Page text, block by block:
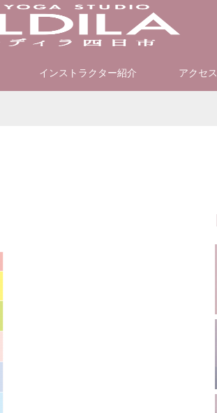
インストラクター紹介 アクセス